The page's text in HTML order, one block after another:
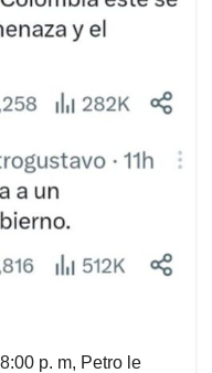
p. m, Petro le